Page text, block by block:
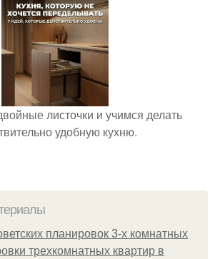
листочки и учимся делать
удобную кухню.
планировок 3-х комнатных
трехкомнатных квартир в